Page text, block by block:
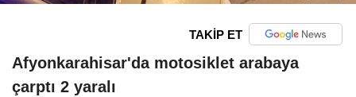
TAKİP ET
Afyonkarahisar'da motosiklet arabaya
çarptı 2 yaralı